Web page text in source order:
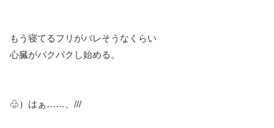
もう寝てるフリがバレそうなくらい
心臓がバクバクし始める。
♧）はぁ……、///